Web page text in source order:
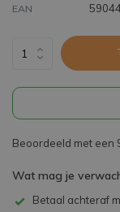
EAN
Beoordeeld met een
Wat mag je
Betaal achteraf